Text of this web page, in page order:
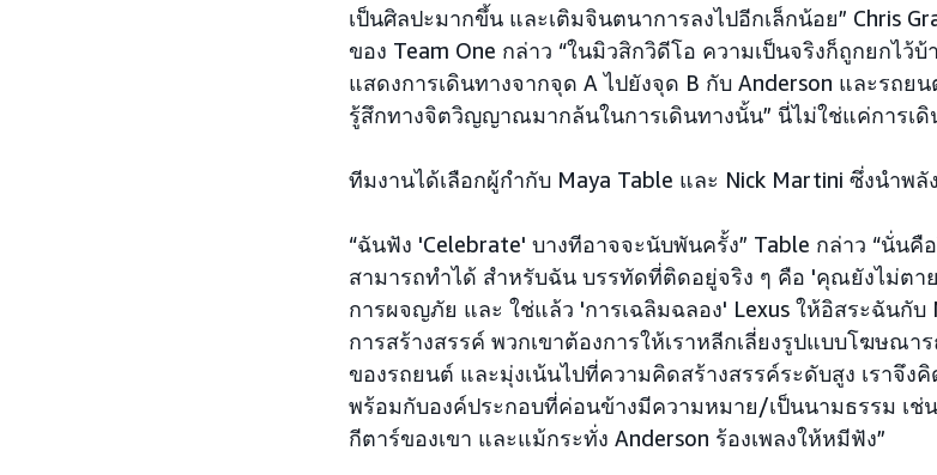
เป็นศิลปะมากขึ้น และเติมจินตนาการลงไปอีกเล็กน้อย” Chris
ของ Team One กล่าว “ในมิวสิกวิดีโอ ความเป็นจริงก็ถูกยกไว้
แสดงการเดินทางจากจุด A ไปยังจุด B กับ Anderson และรถ
รู้สึกทางจิตวิญญาณมากล้นในการเดินทางนั้น” นี่ไม่ใช่แค่การเดิ
ทีมงานได้เลือกผู้กำกับ Maya Table และ Nick Martini ซึ่งนำพ
“ฉันฟัง 'Celebrate' บางทีอาจจะนับพันครั้ง” Table กล่าว “นั่นคื
สามารถทำได้ สำหรับฉัน บรรทัดที่ติดอยู่จริง ๆ คือ 'คุณยังไม่ตา
การผจญภัย และ ใช่แล้ว 'การเฉลิมฉลอง' Lexus ให้อิสระฉันกับ
การสร้างสรรค์ พวกเขาต้องการให้เราหลีกเลี่ยงรูปแบบโฆษณา
ของรถยนต์ และมุ่งเน้นไปที่ความคิดสร้างสรรค์ระดับสูง เราจึง
พร้อมกับองค์ประกอบที่ค่อนข้างมีความหมาย/เป็นนามธรรม เช่
กีตาร์ของเขา และแม้กระทั่ง Anderson ร้องเพลงให้หมีฟัง”